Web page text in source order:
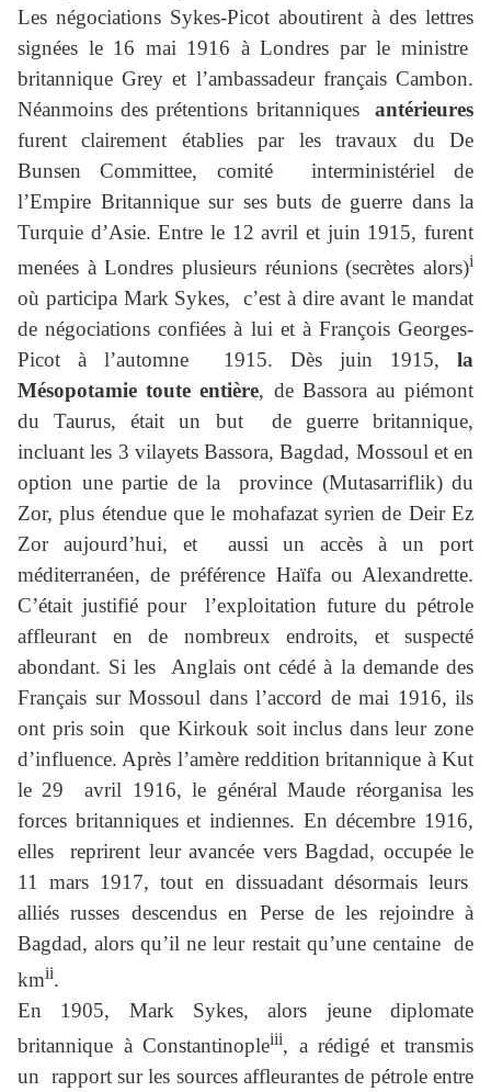
Les négociations Sykes-Picot aboutirent à des lettres
signées le 16 mai 1916 à Londres par le ministre
britannique Grey et l’ambassadeur français Cambon.
Néanmoins des prétentions britanniques antérieures
furent clairement établies par les travaux du De
Bunsen Committee, comité interministériel de
l’Empire Britannique sur ses buts de guerre dans la
Turquie d’Asie. Entre le 12 avril et juin 1915, furent
menées à Londres plusieurs réunions (secrètes alors)i
où participa Mark Sykes, c’est à dire avant le mandat
de négociations confiées à lui et à François Georges-
Picot à l’automne 1915. Dès juin 1915, la
Mésopotamie toute entière, de Bassora au piémont
du Taurus, était un but de guerre britannique,
incluant les 3 vilayets Bassora, Bagdad, Mossoul et en
option une partie de la province (Mutasarriflik) du
Zor, plus étendue que le mohafazat syrien de Deir Ez
Zor aujourd’hui, et aussi un accès à un port
méditerranéen, de préférence Haïfa ou Alexandrette.
C’était justifié pour l’exploitation future du pétrole
affleurant en de nombreux endroits, et suspecté
abondant. Si les Anglais ont cédé à la demande des
Français sur Mossoul dans l’accord de mai 1916, ils
ont pris soin que Kirkouk soit inclus dans leur zone
d’influence. Après l’amère reddition britannique à Kut
le 29 avril 1916, le général Maude réorganisa les
forces britanniques et indiennes. En décembre 1916,
elles reprirent leur avancée vers Bagdad, occupée le
11 mars 1917, tout en dissuadant désormais leurs
alliés russes descendus en Perse de les rejoindre à
Bagdad, alors qu’il ne leur restait qu’une centaine de
kmii.
En 1905, Mark Sykes, alors jeune diplomate
britannique à Constantinopleiii, a rédigé et transmis
un rapport sur les sources affleurantes de pétrole entre